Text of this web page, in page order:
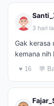
3 hari
Gak kerasa
kemana nih
♥ 16 💬